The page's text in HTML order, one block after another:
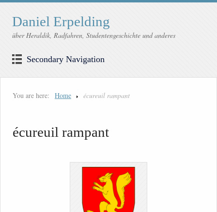
Daniel Erpelding
über Heraldik, Radfahren, Studentengeschichte und anderes
Secondary Navigation
You are here: Home écureuil rampant
écureuil rampant